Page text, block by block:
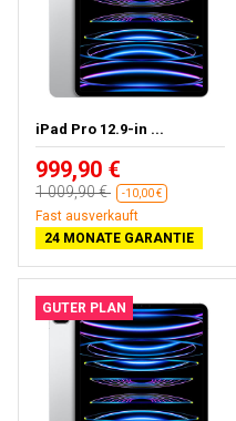
iPad Pro 12.9-in ...
999,90 €
1 009,90 € -10,00 €
Kostenloses Geschenk
24 MONATE GARANTIE
GUTER PLAN